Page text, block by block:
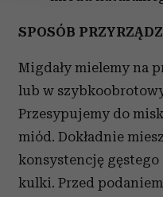
i reklam, aby oferować
korzystasz z naszej
społecznościowym,
Partnerzy mogą
otrzymanymi od Ciebie
SPOSÓB
Migdały mielemy na
lub w
Przesypujemy do
miód. Dokładnie
konsystencję
kulki. Przed